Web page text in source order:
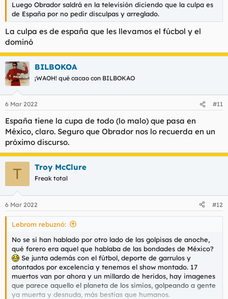
Luego Obrador saldrá en la televisión diciendo que la culpa es
de España por no pedir disculpas y arreglado.
La culpa es de españa que les llevamos el fúcbol y el
dominó
BILBOKOA
¡WAOH! qué cacao con BILBOKAO
6 Mar 2022 #11
España tiene la cupa de todo (lo malo) que pasa en
México, claro. Seguro que Obrador nos lo recuerda en un
próximo discurso.
T Troy McClure
Freak total
6 Mar 2022 #12
Lebrom rebuznó:
No se si han hablado por otro lado de las golpisas de anoche,
qué forero era aquel que hablaba de las bondades de México?
Se junta además con el fútbol, deporte de garrulos y
atontados por excelencia y tenemos el show montado. 17
muertos van por ahora y un millardo de heridos, hay imagenes
que parece aquello el planeta de los simios, golpeando a gente
ya muerta y desnuda, más bestias que humanos.